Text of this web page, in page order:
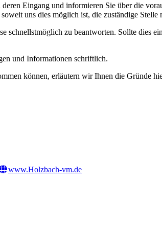
Eingang und informieren Sie über die
uns dies möglich ist, die zuständige Stelle
schnellstmöglich zu beantworten. Sollte
und Informationen schriftlich.
können, erläutern wir Ihnen die Gründe
www.Holzbach-vm.de